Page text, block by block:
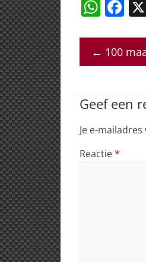
W
at
s
p
F
c
e
o
o
k
← 100
Geef een
Je e-
Reactie*